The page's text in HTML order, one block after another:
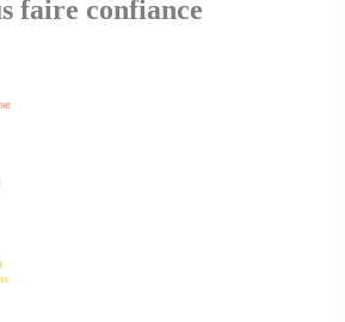
faire confiance